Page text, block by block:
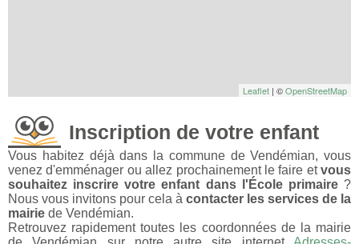
Leaflet | ©OpenStreetMap
Inscription de votre enfant
Vous habitez déjà dans la commune de Vendémian, vous
venez d'emménager ou allez prochainement le faire etvous
souhaitez inscrire votre enfant dans l'École primaire?
Nous vous invitons pour cela à contacter les services de la
mairie de Vendémian.
Retrouvez rapidement toutes les coordonnées de la mairie